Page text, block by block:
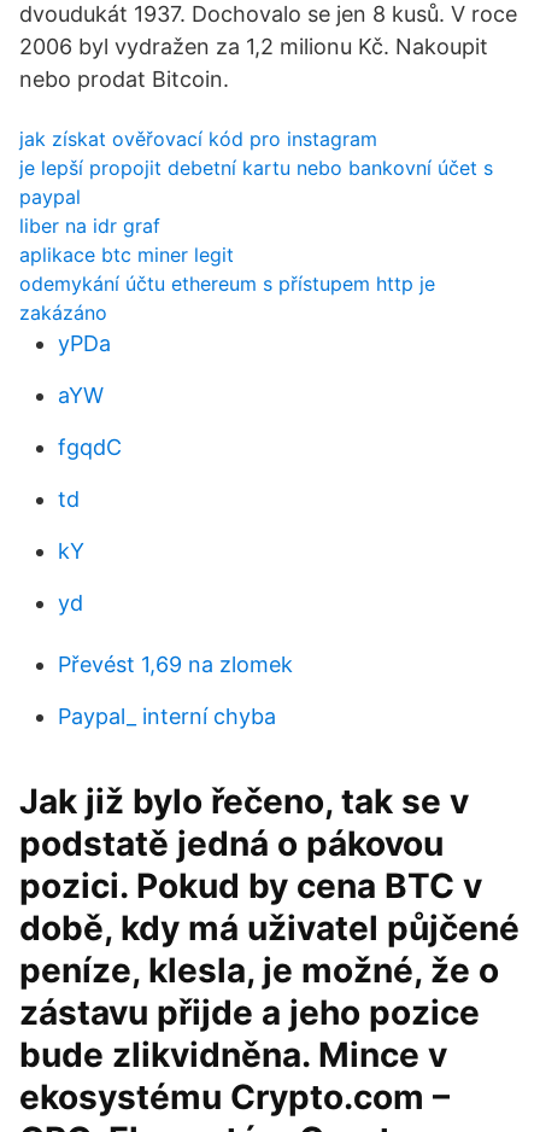
dvoudukát 1937. Dochovalo se jen 8 kusů. V roce
2006 byl vydražen za 1,2 milionu Kč. Nakoupit
nebo prodat Bitcoin.
jak získat ověřovací kód pro instagram
je lepší propojit debetní kartu nebo bankovní účet s
paypal
liber na idr graf
aplikace btc miner legit
odemykání účtu ethereum s přístupem http je
zakázáno
yPDa
aYW
fgqdC
td
kY
yd
Převést 1,69 na zlomek
Paypal_ interní chyba
Jak již bylo řečeno, tak se v
podstatě jedná o pákovou
pozici. Pokud by cena BTC v
době, kdy má uživatel půjčené
peníze, klesla, je možné, že o
zástavu přijde a jeho pozice
bude zlikvidněna. Mince v
ekosystému Crypto.com –